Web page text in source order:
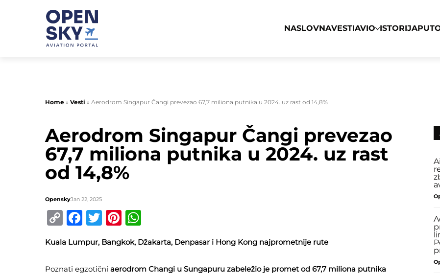
NASLOVNAVESTIAVIO ISTORIJA
Home » Vesti » Aerodrom Singapur Čangi prevezao 67,7 miliona putnika u 2024. uz rast od 14,8%
Aerodrom Singapur Čangi prevezao
67,7 miliona putnika u 2024. uz rast
od 14,8%
OpenskyJan 22, 2025
CopyFacebook
TwitterPinterest
Kuala Lumpur, Bangkok, Džakarta, Denpasar i Hong Kong najprometnije rute
Poznati egzotični aerodrom Changi u Sungapuru zabeležio je promet od 67,7 miliona putnika